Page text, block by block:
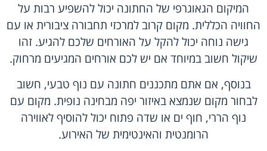
המיקום הגאוגרפי של החתונה יכול להשפיע רבות על
החוויה הכללית. מקום קרוב למרכזי תחבורה ציבורית או עם
גישה נוחה יכול להקל על האורחים שלכם להגיע. זהו
שיקול חשוב במיוחד אם יש לכם אורחים המגיעים מרחוק.
בנוסף, אם אתם מתכננים חתונה עם נוף טבעי, חשוב
לבחור מקום שנמצא באיזור יפה מבחינה נופית. מקום עם
נוף הררי, חוף ים או שדה פתוח יכול להוסיף לאווירה
הרומנטית והאינטימית של האירוע.